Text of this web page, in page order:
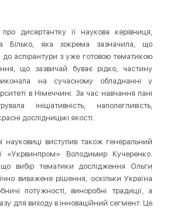
про дисертантку її наукова керівниця,
Білько, яка зокрема зазначила, що
до аспірантури з уже готовою тематикою
що зазвичай буває рідко, частину
на сучасному обладнанні у
в Німеччині. За час навчання пані
ініціативність, наполегливість,
дослідницькі якості.
науковиці виступив також генеральний
«Укрвинпром» Володимир Кучеренко.
що вибір тематики дослідження Ольги
виважене рішення, оскільки Україна
потужності, виноробні традиції, а
для виходу в інноваційний сегмент. Це